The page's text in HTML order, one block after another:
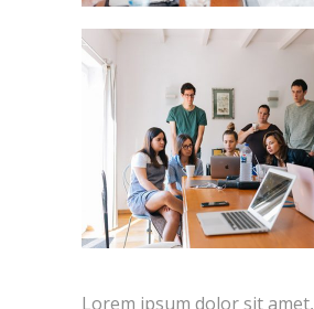
Lorem ipsum dolor sit amet,